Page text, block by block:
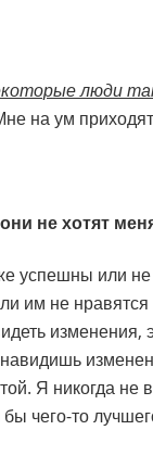
люди
на ум
не хотят
успешны или не
им не
изменения,
Я никогда не
чего-то